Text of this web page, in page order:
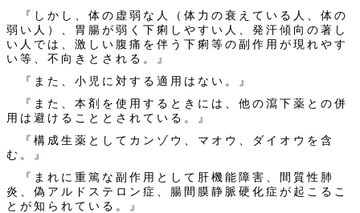
『しかし、体の虚弱な人（体力の衰えている人、体の
弱い人）、胃腸が弱く下痢しやすい人、発汗傾向の著し
い人では、激しい腹痛を伴う下痢等の副作用が現れやす
い等、不向きとされる。』
『また、小児に対する適用はない。』
『また、本剤を使用するときには、他の瀉下薬との併
用は避けることとされている。』
『構成生薬としてカンゾウ、マオウ、ダイオウを含
む。』
『まれに重篤な副作用として肝機能障害、間質性肺
炎、偽アルドステロン症、腸間膜静脈硬化症が起こるこ
とが知られている。』